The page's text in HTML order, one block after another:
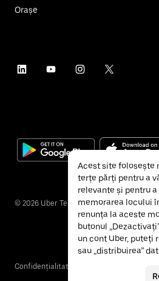
Orașe
© 2026 Uber Technologies Inc.
Confidențialitate
Acest site folosește
terțe părți pentru a
relevante și pentru
memorarea locului
renunța la aceste
butonul
un cont Uber, puteți
sau „distribuirea”